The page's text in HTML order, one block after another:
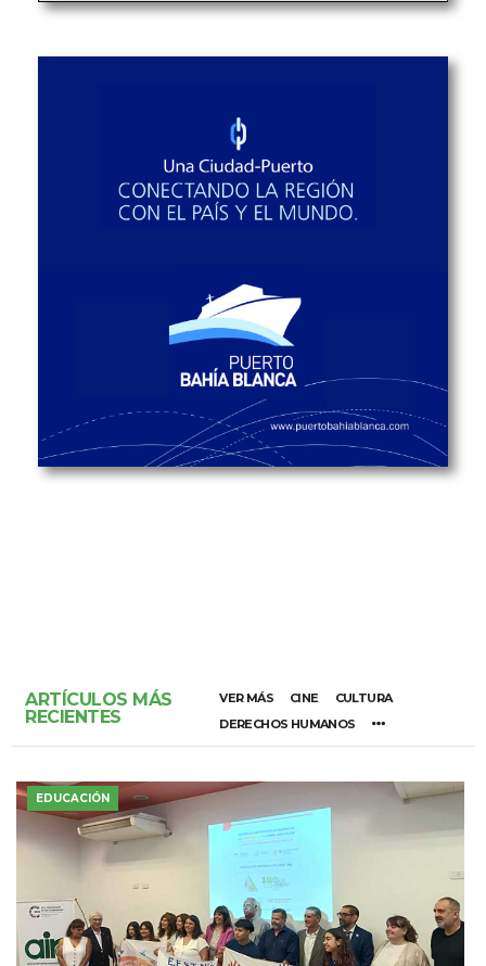
ARTÍCULOS MÁS
RECIENTES
VER MÁS CINE
CULTURA
DERECHOS HUMANOS
EDUCACIÓN